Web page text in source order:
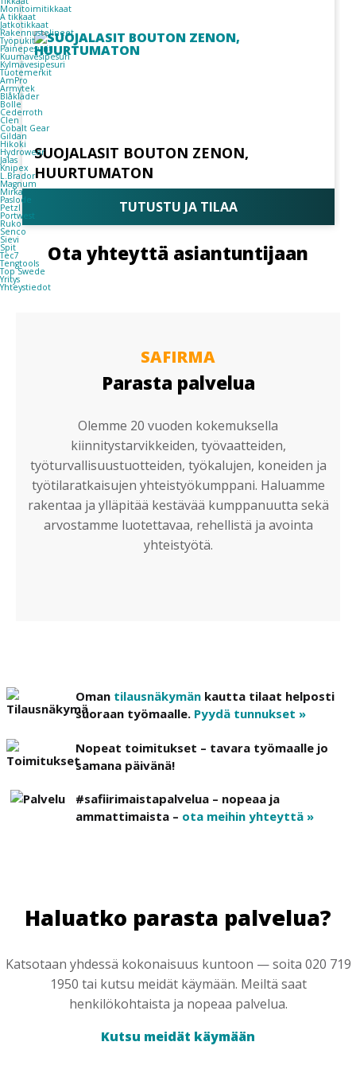
Monitoimitikkaat
A tikkaat
Jatkotikkaat
Rakennustelineet
Työpukit
Painepesurit
Kuumavesipesuri
Kylmävesipesuri
Tuotemerkit
AmPro
Armytek
Blåkläder
Bolle
Cederroth
Clen
Cobalt Gear
Gildan
Hikoki
Hydrowear
Jalas
Knipex
L.Brador
Magnum
Mirka
Paslode
Petzl
Portwest
Ruko
Senco
Sievi
Spit
Tec7
Tengtools
Top Swede
Yritys
Yhteystiedot
SUOJALASIT BOUTON ZENON,
HUURTUMATON
TUTUSTU JA TILAA
Ota yhteyttä asiantuntijaan
SAFIRMA
Parasta palvelua
Olemme 20 vuoden kokemuksella
kiinnitystarvikkeiden, työvaatteiden,
työturvallisuustuotteiden, työkalujen, koneiden ja
työtilaratkaisujen yhteistyökumppani. Haluamme
rakentaa ja ylläpitää kestävää kumppanuutta sekä
arvostamme luotettavaa, rehellistä ja avointa
yhteistyötä.
Oman tilausnäkymän kautta tilaat helposti
suoraan työmaalle. Pyydä tunnukset »
Nopeat toimitukset – tavara työmaalle jo
samana päivänä!
#safiirimaistapalvelua – nopeaa ja
ammattimaista – ota meihin yhteyttä »
Haluatko parasta palvelua?
Katsotaan yhdessä kokonaisuus kuntoon — soita 020 719
1950 tai kutsu meidät käymään. Meiltä saat
henkilökohtaista ja nopeaa palvelua.
Kutsu meidät käymään